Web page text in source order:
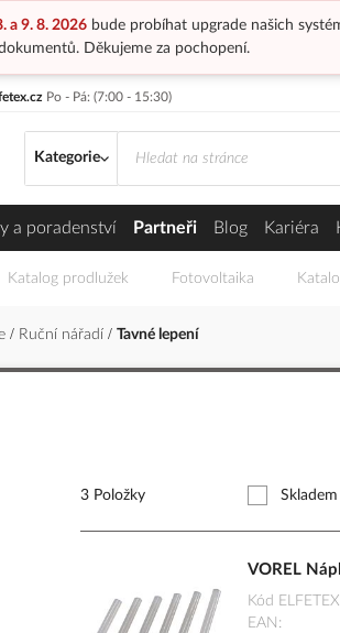
a 9. 8. 2026bude probíhat upgrade našich
Děkujeme za pochopení.
Po - Pá: (7:00 - 15:30)
Kategorie
a poradenství Partneři Blog Kariéra
Katalog prodlužek Fotovoltaika
Ruční nářadí Tavné lepení
3 Položky Skladem
VOREL
Kód ELFETEX
EAN